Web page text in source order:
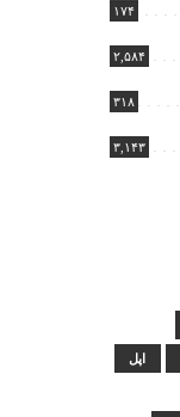
۱۷۴
۲,۵۸۴
۳۱۸
۳,۱۴۳
اپل